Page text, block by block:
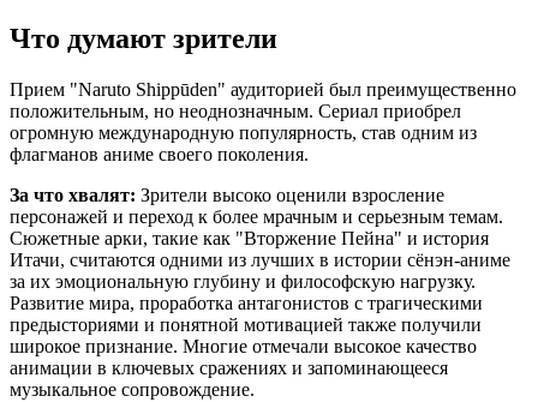
Что думают зрители
Прием "Naruto Shippūden" аудиторией был преимущественно
положительным, но неоднозначным. Сериал приобрел
огромную международную популярность, став одним из
флагманов аниме своего поколения.
За что хвалят: Зрители высоко оценили взросление
персонажей и переход к более мрачным и серьезным темам.
Сюжетные арки, такие как "Вторжение Пейна" и история
Итачи, считаются одними из лучших в истории сёнэн-аниме
за их эмоциональную глубину и философскую нагрузку.
Развитие мира, проработка антагонистов с трагическими
предысториями и понятной мотивацией также получили
широкое признание. Многие отмечали высокое качество
анимации в ключевых сражениях и запоминающееся
музыкальное сопровождение.